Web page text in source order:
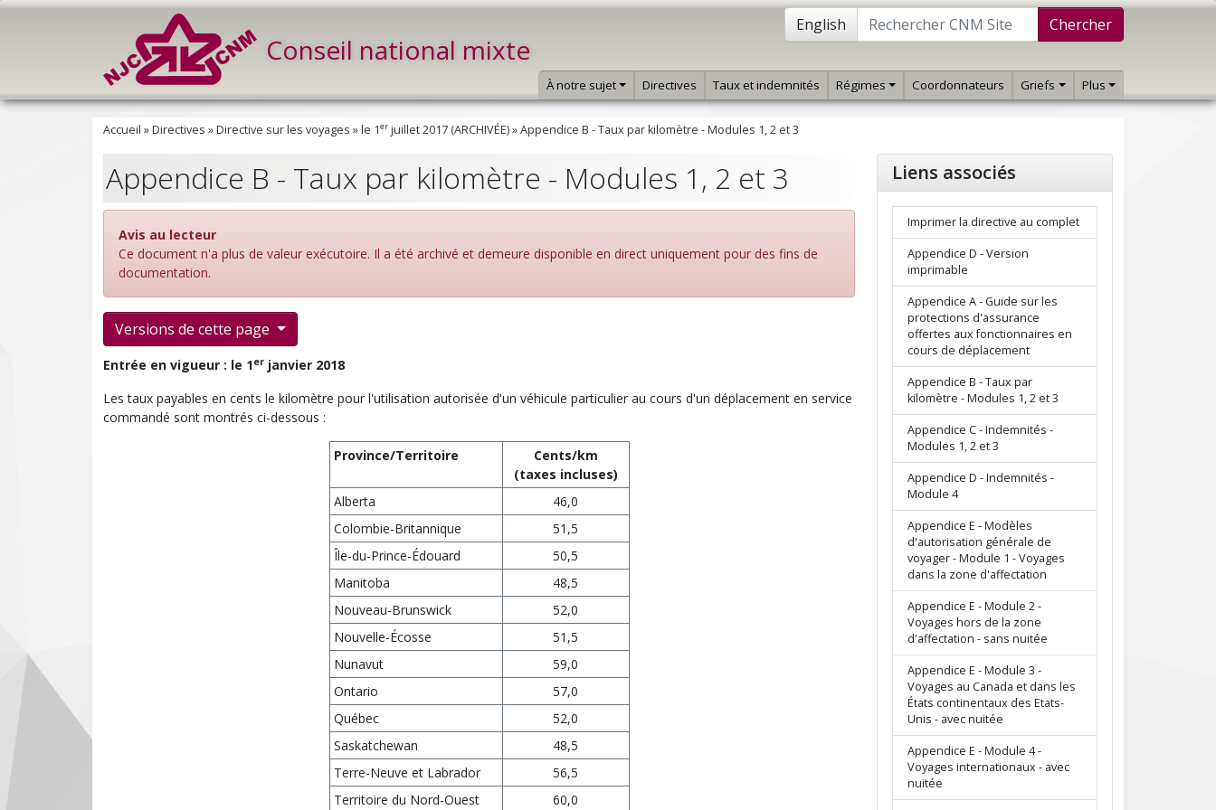
Conseil national mixte
English Chercher
À notre sujet Directives Taux et indemnités Régimes Coordonnateurs Griefs Plus
Accueil »Directives »Directive sur les voyages »le 1er juillet 2017 (ARCHIVÉE)»Appendice B - Taux par kilomètre - Modules 1, 2 et 3
Appendice B - Taux par kilomètre - Modules 1, 2 et 3
Avis au lecteur
Ce document n'a plus de valeur exécutoire. Il a été archivé et demeure disponible en direct uniquement pour des fins de
documentation.
Versions de cette page
Entrée en vigueur : le 1er janvier 2018
Les taux payables en cents le kilomètre pour l'utilisation autorisée d'un véhicule particulier au cours d'un déplacement en service
commandé sont montrés ci-dessous :
Province/Territoire
Cents/km
(taxes incluses)
Alberta
46,0
Colombie-Britannique
51,5
Île-du-Prince-Édouard
50,5
Manitoba
48,5
Nouveau-Brunswick
52,0
Nouvelle-Écosse
51,5
Nunavut
59,0
Ontario
57,0
Québec
52,0
Saskatchewan
48,5
Terre-Neuve et Labrador
56,5
Territoire du Nord-Ouest
60,0
Liens associés
Imprimer la directive au complet
Appendice D - Version
imprimable
Appendice A - Guide sur les
protections d'assurance
offertes aux fonctionnaires en
cours de déplacement
Appendice B - Taux par
kilomètre - Modules 1, 2 et 3
Appendice C - Indemnités -
Modules 1, 2 et 3
Appendice D - Indemnités -
Module 4
Appendice E - Modèles
d'autorisation générale de
voyager - Module 1 - Voyages
dans la zone d'affectation
Appendice E - Module 2 -
Voyages hors de la zone
d'affectation - sans nuitée
Appendice E - Module 3 -
Voyages au Canada et dans les
États continentaux des Etats-
Unis - avec nuitée
Appendice E - Module 4 -
Voyages internationaux - avec
nuitée